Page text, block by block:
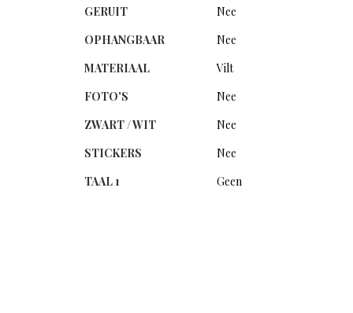
GERUIT
Nee
OPHANGBAAR
Nee
MATERIAAL
Vilt
FOTO'S
Nee
ZWART / WIT
Nee
STICKERS
Nee
TAAL 1
Geen